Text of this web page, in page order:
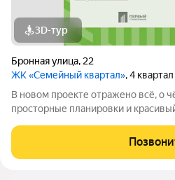
3D-тур
Бронная улица, 22
ЖК «Семейный квартал», 4
В новом проекте отражено всё, о
просторные планировки и
уютная придомовая территория,
а также приятная